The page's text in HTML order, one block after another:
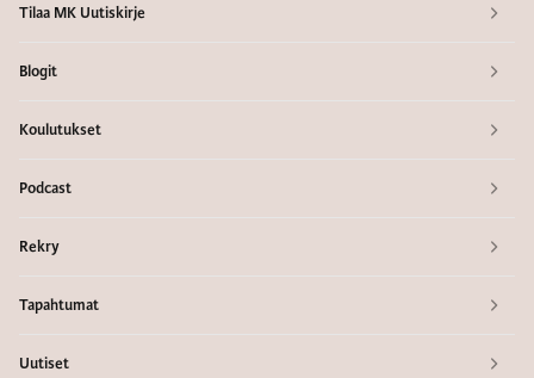
Tilaa MK Uutiskirje
Blogit
Koulutukset
Podcast
Rekry
Tapahtumat
Uutiset